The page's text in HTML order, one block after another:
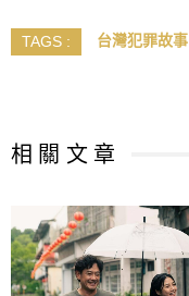
TAGS : 台灣犯罪故事
相 關 文 章